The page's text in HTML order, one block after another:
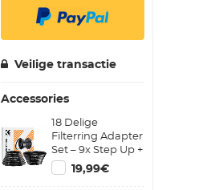
Veilige transactie
Accessories
18 Delige
Filterring Adapter
Set – 9x Step Up +
9x Step Down
Metalen
19,99€